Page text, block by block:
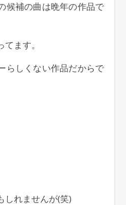
候補の曲は晩年の作品で
ます。
らしくない作品だからで
しれませんが(笑)